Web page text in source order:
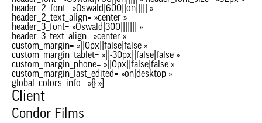
header_2_font= »Oswald|600||on||||| »
header_2_text_align= »center »
header_3_font= »Oswald|300||||||| »
header_3_text_align= »center »
custom_margin= »||0px||false|false »
custom_margin_tablet= »||-30px||false|false »
custom_margin_phone= »||0px||false|false »
custom_margin_last_edited= »on|desktop »
global_colors_info= »{} »]
Client
Condor Films